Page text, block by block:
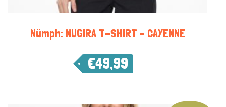
Nümph: NUGIRA T-SHIRT – CAYENNE
€49,99